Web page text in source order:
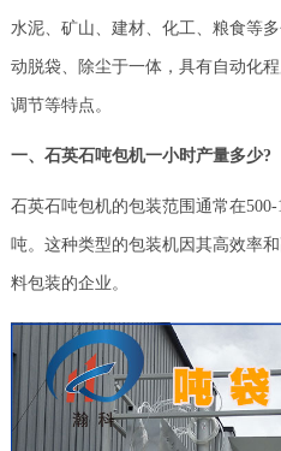
水泥、矿山、建材、化工、粮食等
动脱袋、除尘于一体，具有自动化
调节等特点。
一、石英石吨包机一小时产量多少?
石英石吨包机的包装范围通常在
吨。这种类型的包装机因其高效率
料包装的企业。